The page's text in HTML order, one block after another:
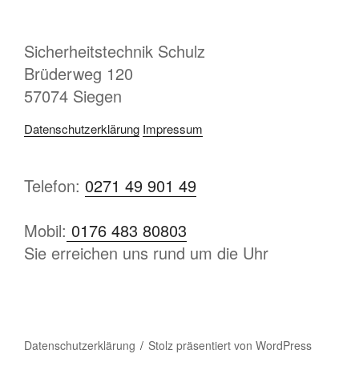
Sicherheitstechnik Schulz
Brüderweg 120
57074 Siegen
Datenschutzerklärung Impressum
Telefon: 0271 49 901 49
Mobil: 0176 483 80803
Sie erreichen uns rund um die Uhr
Datenschutzerklärung Stolz präsentiert von WordPress